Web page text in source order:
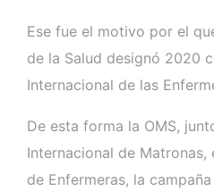
Ese fue el motivo por el
de la Salud designó 2020
Internacional de las
De esta forma la OMS,
Internacional de Matronas,
de Enfermeras, la